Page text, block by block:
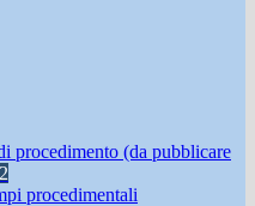
procedimento (da pubblicare
2
procedimentali